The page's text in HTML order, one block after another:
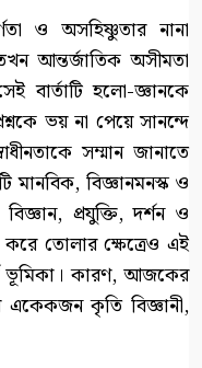
ও অসহিষ্ণুতার নানা
আন্তর্জাতিক অসীমতা
বার্তাটি হলো-জ্ঞানকে
ভয় না পেয়ে সানন্দে
সম্মান জানাতে
মানবিক, বিজ্ঞানমনস্ক ও
প্রযুক্তি, দর্শন ও
করে তোলার ক্ষেত্রেও এই
ভূমিকা। কারণ, আজকের
একেকজন কৃতি বিজ্ঞানী,